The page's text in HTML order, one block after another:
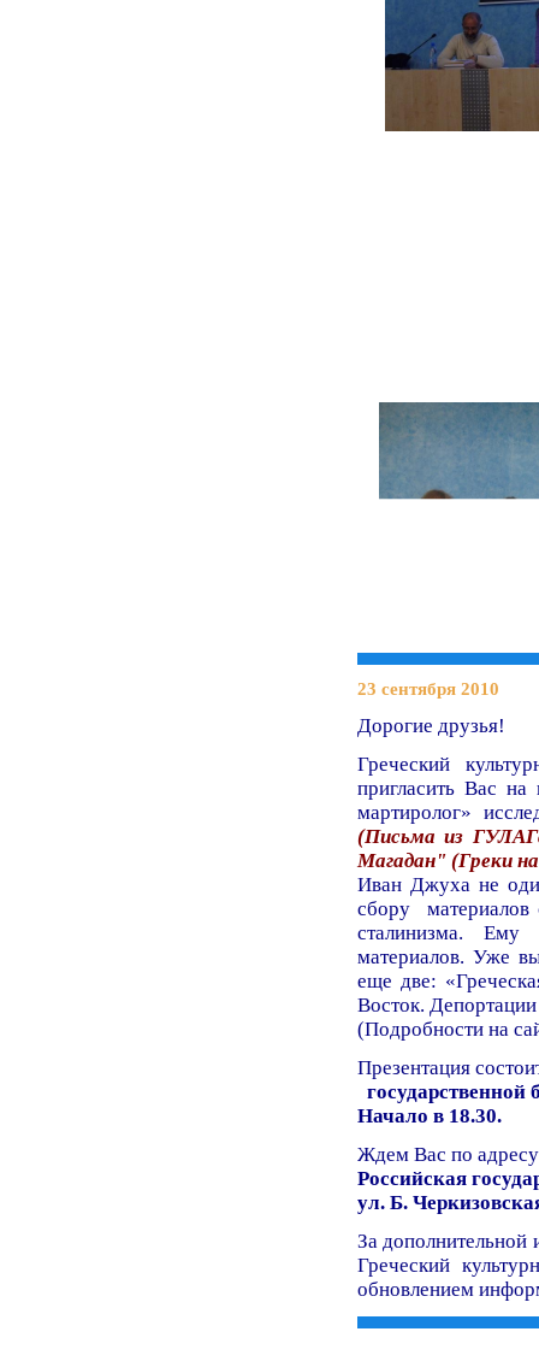
23 сентября2010
Дорогие друзья!
Греческий
пригласить Вас
мартиролог»
(Письма из
Магадан" (Греки
Иван Джуха не
сбору материалов
сталинизма. Ему
материалов. Уже
еще две:
Восток. Депортации
(Подробности на
Презентация
Начало в 18.30.
Ждем Вас по
Российская
ул. Б.
За
Греческий
обновлением